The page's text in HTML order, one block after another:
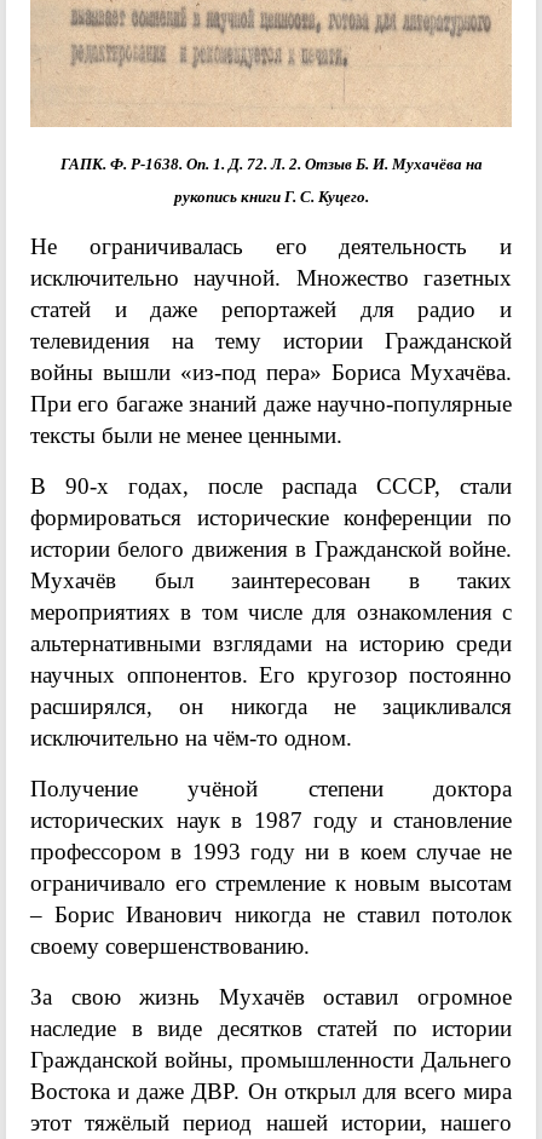
ГАПК. Ф. Р-1638. Оп. 1. Д. 72. Л. 2. Отзыв Б. И. Мухачёва на
рукопись книги Г. С. Куцего.
Не ограничивалась его деятельность и
исключительно научной. Множество газетных
статей и даже репортажей для радио и
телевидения на тему истории Гражданской
войны вышли «из-под пера» Бориса Мухачёва.
При его багаже знаний даже научно-популярные
тексты были не менее ценными.
В 90-х годах, после распада СССР, стали
формироваться исторические конференции по
истории белого движения в Гражданской войне.
Мухачёв был заинтересован в таких
мероприятиях в том числе для ознакомления с
альтернативными взглядами на историю среди
научных оппонентов. Его кругозор постоянно
расширялся, он никогда не зацикливался
исключительно на чём-то одном.
Получение учёной степени доктора
исторических наук в 1987 году и становление
профессором в 1993 году ни в коем случае не
ограничивало его стремление к новым высотам
– Борис Иванович никогда не ставил потолок
своему совершенствованию.
За свою жизнь Мухачёв оставил огромное
наследие в виде десятков статей по истории
Гражданской войны, промышленности Дальнего
Востока и даже ДВР. Он открыл для всего мира
этот тяжёлый период нашей истории, нашего